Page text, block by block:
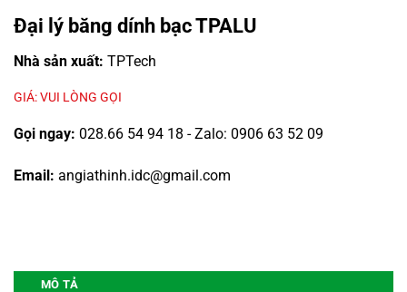
Đại lý băng dính bạc TPALU
Nhà sản xuất: TPTech
GIÁ: VUI LÒNG GỌI
Gọi ngay: 028.66 54 94 18 - Zalo: 0906 63 52 09
Email: angiathinh.idc@gmail.com
MÔ TẢ